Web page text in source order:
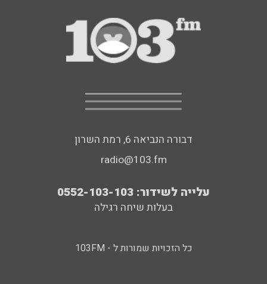
דבורה הנביאה 6, רמת השרון
radio@103.fm
עלייה לשידור: 0552-103-103
בעלות שיחה רגילה
כל הזכויות שמורות ל - 103FM